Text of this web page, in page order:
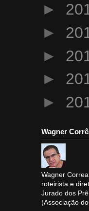
►
►
►
►
►
Wagner
Wagner
roteirista e
Jurado dos
(Associação